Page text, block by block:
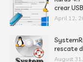
crear
April 12,
rescate
August